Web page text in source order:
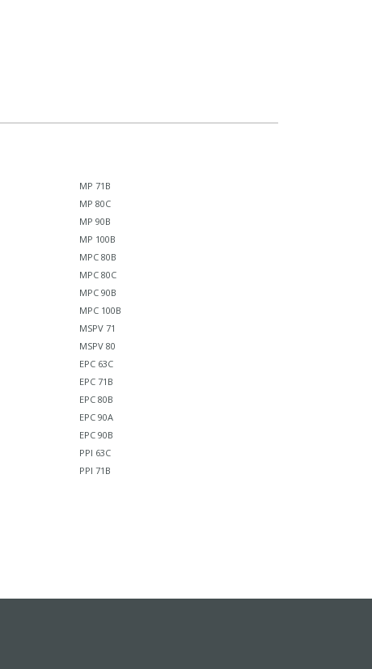
MP 71B
MP 80C
MP 90B
MP 100B
MPC 80B
MPC 80C
MPC 90B
MPC 100B
MSPV 71
MSPV 80
EPC 63C
EPC 71B
EPC 80B
EPC 90A
EPC 90B
PPI 63C
PPI 71B